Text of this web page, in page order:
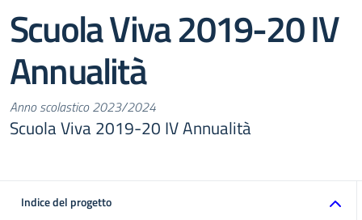
Scuola Viva 2019-20 IV
Annualità
Anno scolastico 2023/2024
Scuola Viva 2019-20 IV Annualità
Indice del progetto